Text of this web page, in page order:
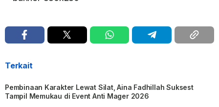
Terkait
Pembinaan Karakter Lewat Silat, Aina Fadhillah Suksest
Tampil Memukau di Event Anti Mager 2026